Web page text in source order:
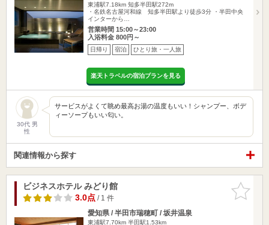
東浦駅7.18km 知多半田駅272m
・名鉄名古屋河和線 知多半田駅より徒歩3分 ・半田中央
インターから…
営業時間 15:00～23:00
入浴料金 800円～
日帰り 宿泊 ひとり旅・一人旅
楽天トラベルの宿泊プランを見る
30代 男
性
サービスがよくて眺め最高お湯の温度もいい！シャンプー、ボデ
ィーソープもいい匂い。
関連情報から探す
お気に入
りに追加
ビジネスホテル みどり館
3.0点/ 1 件
愛知県 / 半田市瑞穂町 / 坂井温泉
東浦駅7.70km 半田駅1.53km